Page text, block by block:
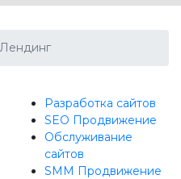
Лендинг
Разработка сайтов
SEO Продвижение
Обслуживание
сайтов
SMM Продвижение